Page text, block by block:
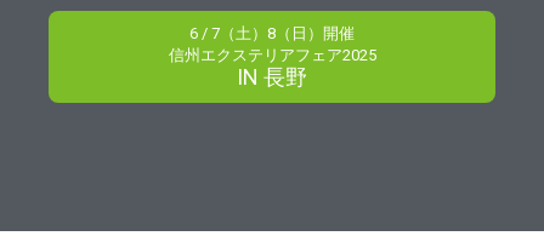
6 / 7（土）8（日）開催
信州エクステリアフェア2025
IN 長野